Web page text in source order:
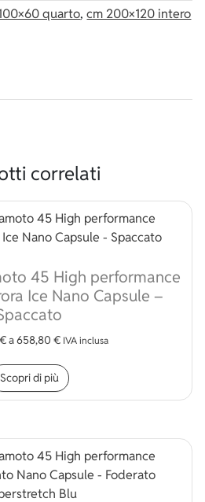
quarto,cm 200×120 intero
correlati
45 High performance
Ice Nano Capsule –
€a658,80 € IVA inclusa
Scopri di più